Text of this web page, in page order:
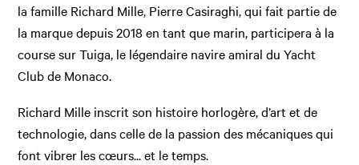
la famille Richard Mille, Pierre Casiraghi, qui fait partie de
la marque depuis 2018 en tant que marin, participera à la
course sur Tuiga, le légendaire navire amiral du Yacht
Club de Monaco.
Richard Mille inscrit son histoire horlogère, d’art et de
technologie, dans celle de la passion des mécaniques qui
font vibrer les cœurs... et le temps.